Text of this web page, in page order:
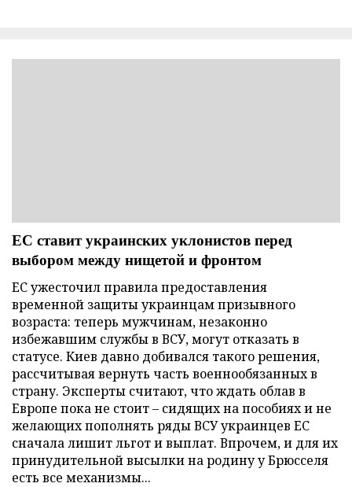
ЕС ставит украинских уклонистов перед
выбором между нищетой и фронтом
ЕС ужесточил правила предоставления
временной защиты украинцам призывного
возраста: теперь мужчинам, незаконно
избежавшим службы в ВСУ, могут отказать в
статусе. Киев давно добивался такого решения,
рассчитывая вернуть часть военнообязанных в
страну. Эксперты считают, что ждать облав в
Европе пока не стоит – сидящих на пособиях и не
желающих пополнять ряды ВСУ украинцев ЕС
сначала лишит льгот и выплат. Впрочем, и для их
принудительной высылки на родину у Брюсселя
есть все механизмы...